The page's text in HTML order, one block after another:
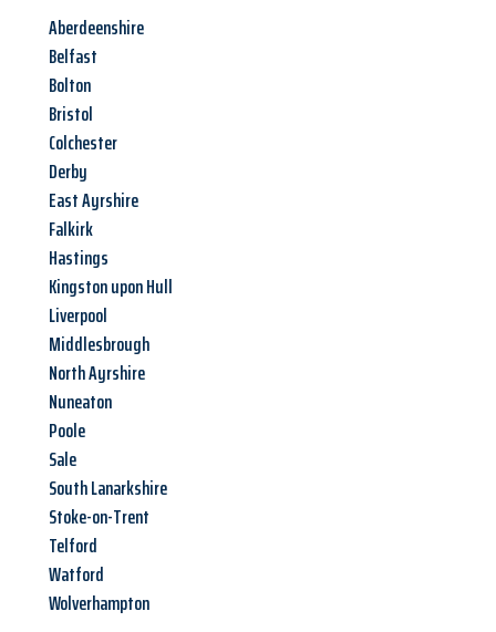
Aberdeenshire
Belfast
Bolton
Bristol
Colchester
Derby
East Ayrshire
Falkirk
Hastings
Kingston upon Hull
Liverpool
Middlesbrough
North Ayrshire
Nuneaton
Poole
Sale
South Lanarkshire
Stoke-on-Trent
Telford
Watford
Wolverhampton